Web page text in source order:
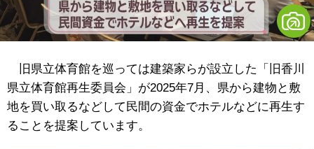
旧県立体育館を巡っては建築家らが設立した「旧香川
県立体育館再生委員会」が2025年7月、県から建物と敷
地を買い取るなどして民間の資金でホテルなどに再生す
ることを提案しています。